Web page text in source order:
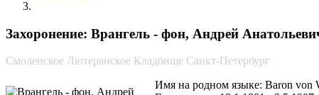
Захоронение: Врангель - фон, Андрей
Смоленское Лютеранское Кладбище Санкт-Петербург
Имя на родном языке: Baron von